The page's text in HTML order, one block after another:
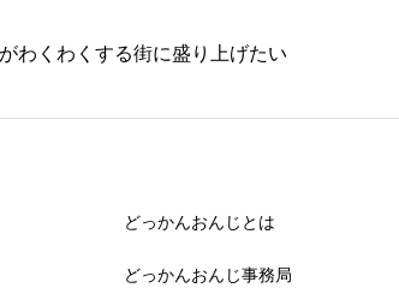
わくわくする街に盛り上げたい
どっかんおんじとは
どっかんおんじ事務局